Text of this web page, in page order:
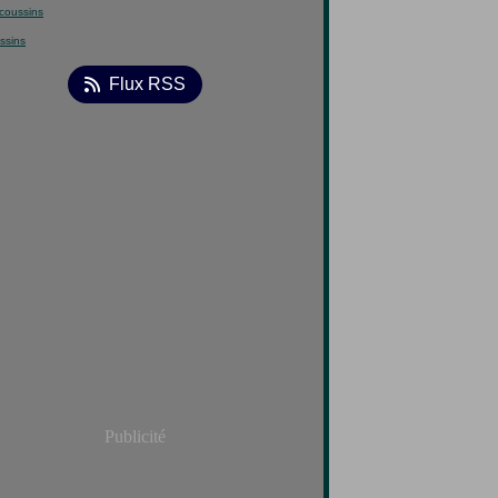
Flux RSS
Publicité